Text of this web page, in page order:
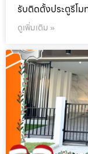
รับติดตั้งประตูรีโม
ดูเพิ่มเติม »